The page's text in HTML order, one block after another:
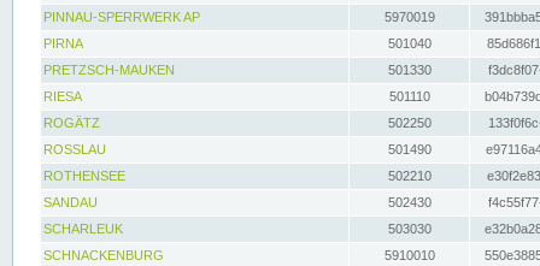
PINNAU-SPERRWERK AP
5970019
PIRNA
501040
PRETZSCH-MAUKEN
501330
RIESA
501110
ROGÄTZ
502250
ROSSLAU
501490
ROTHENSEE
502210
SANDAU
502430
SCHARLEUK
503030
SCHNACKENBURG
5910010